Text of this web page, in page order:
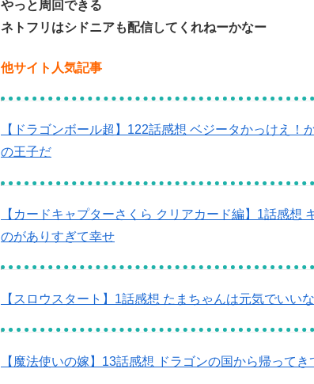
やっと周回できる
ネトフリはシドニアも配信してくれねーかなー
他サイト人気記事
【ドラゴンボール超】122話感想 ベジータかっけえ！
の王子だ
【カードキャプターさくら クリアカード編】1話感想
のがありすぎて幸せ
【スロウスタート】1話感想 たまちゃんは元気でいいな
【魔法使いの嫁】13話感想 ドラゴンの国から帰って